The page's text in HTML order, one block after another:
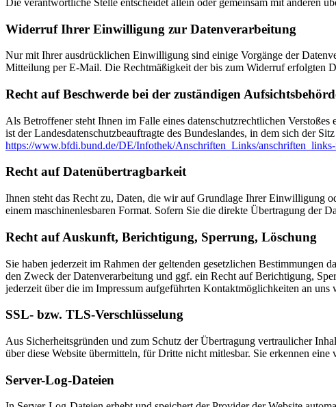
Widerruf Ihrer Einwilligung zur Datenverarbeitung
Nur mit Ihrer ausdrücklichen Einwilligung sind einige Vorgänge der
Mitteilung per E-Mail. Die Rechtmäßigkeit der bis zum Widerruf erfolgten
Recht auf Beschwerde bei der zuständigen
Als Betroffener steht Ihnen im Falle eines datenschutzrechtlichen
ist der Landesdatenschutzbeauftragte des Bundeslandes, in dem sich der
https://www.bfdi.bund.de/DE/Infothek/Anschriften_Links/
Recht auf Datenübertragbarkeit
Ihnen steht das Recht zu, Daten, die wir auf Grundlage Ihrer Einwilligung
einem maschinenlesbaren Format. Sofern Sie die direkte Übertragung der
Recht auf Auskunft, Berichtigung, Sperrung, Löschung
Sie haben jederzeit im Rahmen der geltenden gesetzlichen Bestimmungen
den Zweck der Datenverarbeitung und ggf. ein Recht auf Berichtigung,
jederzeit über die im Impressum aufgeführten Kontaktmöglichkeiten an uns
SSL- bzw. TLS-Verschlüsselung
Aus Sicherheitsgründen und zum Schutz der Übertragung vertraulicher
über diese Website übermitteln, für Dritte nicht mitlesbar. Sie erkennen
Server-Log-Dateien